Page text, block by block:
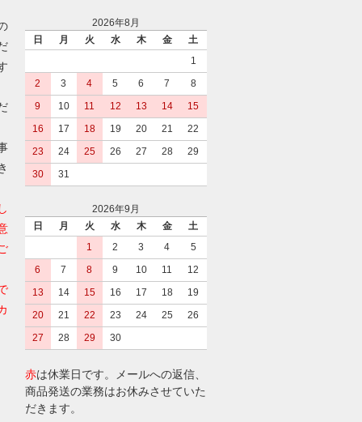
2026年8月
日
月 火 水 木 金
土
1
2
3 4 5 6 7
8
9
10 11 12 13 14
15
16
17 18 19 20 21
22
23
24 25 26 27 28
29
30
31
2026年9月
日
月 火 水 木 金
土
1
2 3 4
5
6
7 8 9 10 11
12
13
14 15 16 17 18
19
20
21 22 23 24 25
26
27
28 29 30
赤は休業日です。メールへの返信、
商品発送の業務はお休みさせていた
だきます。